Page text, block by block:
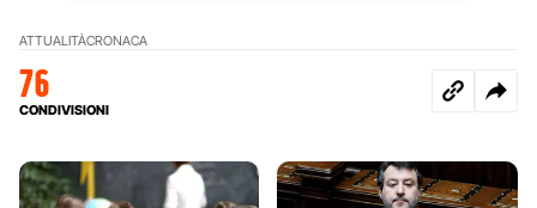
ATTUALITÀCRONACA
76
CONDIVISIONI